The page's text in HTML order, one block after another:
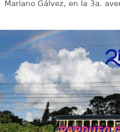
Mariano Gálvez, en la 3a.